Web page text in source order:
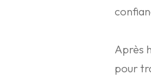
Après
pour